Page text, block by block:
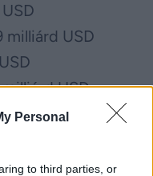
Personal
to third parties, or
milliárd USD
USD
kb. 62
55 milliárd